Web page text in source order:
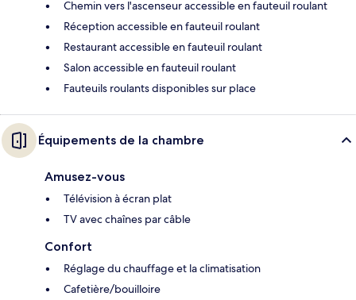
Chemin vers l'ascenseur accessible en fauteuil roulant
Réception accessible en fauteuil roulant
Restaurant accessible en fauteuil roulant
Salon accessible en fauteuil roulant
Fauteuils roulants disponibles sur place
Équipements de la chambre
Amusez-vous
Télévision à écran plat
TV avec chaînes par câble
Confort
Réglage du chauffage et la climatisation
Cafetière/bouilloire